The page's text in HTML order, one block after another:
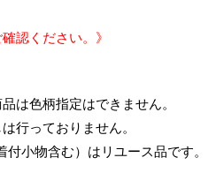
認ください。》
は色柄指定はできません。
行っておりません。
小物含む）はリユース品です。